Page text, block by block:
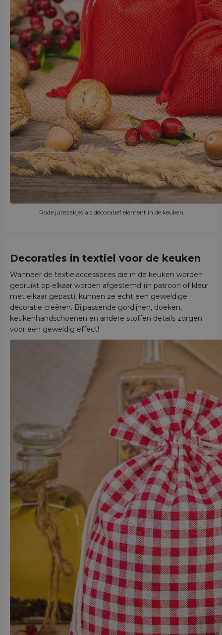
Rode jutezakjes als decoratief element in de keuken
Decoraties in textiel voor de keuken
Wanneer de textielaccessoires die in de keuken worden
gebruikt op elkaar worden afgestemd (in patroon of kleur
met elkaar gepast), kunnen ze echt een geweldige
decoratie creëren. Bijpassende gordijnen, doeken,
keukenhandschoenen en andere stoffen details zorgen
voor een geweldig effect!